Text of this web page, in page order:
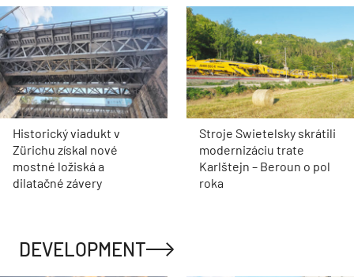
Historický viadukt v
Zürichu získal nové
mostné ložiská a
dilatačné závery
Stroje Swietelsky skrátili
modernizáciu trate
Karlštejn – Beroun o pol
roka
DEVELOPMENT